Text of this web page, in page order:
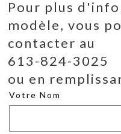
Pour plus
modèle, vous
contacter au
613-824-3025
ou en
Votre Nom